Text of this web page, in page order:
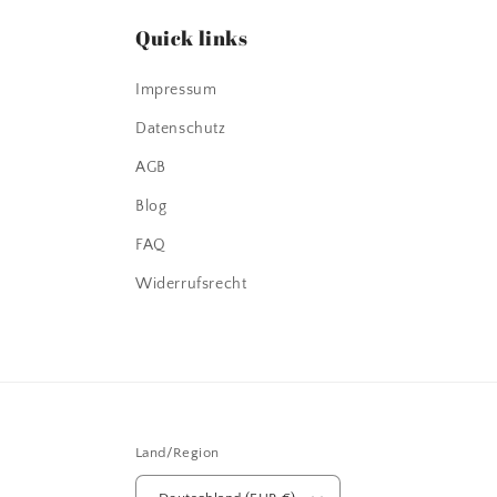
Quick links
Impressum
Datenschutz
AGB
Blog
FAQ
Widerrufsrecht
Land/Region